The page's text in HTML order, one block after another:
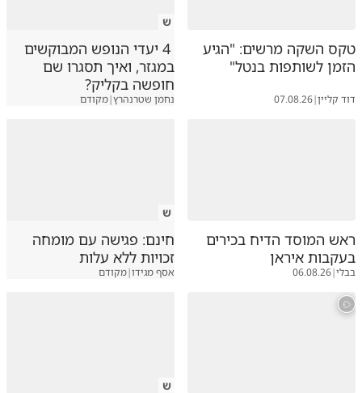
טקס השקה מרשים: "הגיע
הזמן לשותפות בנטל"
דוד קליין|
07.08.26
ש
4 יעדי הנופש המבוקשים
במגזר, ואיך תסגרו שם
חופשה בקליק?
נחמן שטרנהרץ|מקודם
ראש המוסד הדיח בכירים
בעקבות איראן
בבלי|
06.08.26
ש
חינם: פגישה עם מומחה
זכויות ללא עלות
אסף מגידו|מקודם
ש